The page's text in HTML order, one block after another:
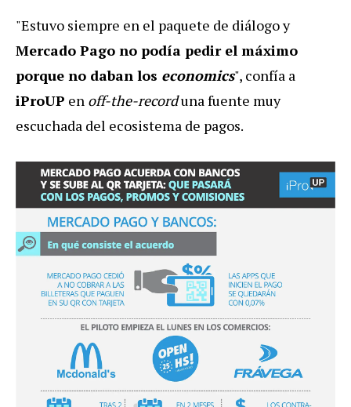
"Estuvo siempre en el paquete de diálogo y
Mercado Pago no podía pedir el máximo
porque no daban los economics", confía a
iProUP en off-the-recorduna fuente muy
escuchada del ecosistema de pagos.